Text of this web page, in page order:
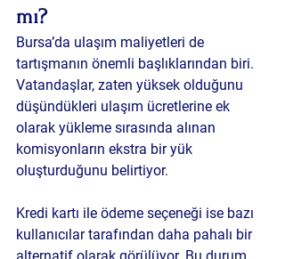
mı?
Bursa’da ulaşım maliyetleri de
tartışmanın önemli başlıklarından biri.
Vatandaşlar, zaten yüksek olduğunu
düşündükleri ulaşım ücretlerine ek
olarak yükleme sırasında alınan
komisyonların ekstra bir yük
oluşturduğunu belirtiyor.
Kredi kartı ile ödeme seçeneği ise bazı
kullanıcılar tarafından daha pahalı bir
alternatif olarak görülüyor. Bu durum,